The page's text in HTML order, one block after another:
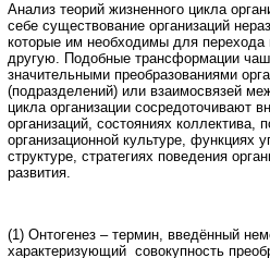
Анализ теорий жизненного цикла
себе существование организаций
которые им необходимы для перехода
другую. Подобные трансформации
значительными преобразованиями
(подразделений) или взаимосвязей
цикла организации сосредоточивают
организаций, состояниях коллектива,
организационной культуре, функциях
структуре, стратегиях поведения
развития.
(1) Онтогенез – термин, введённый
характеризующий совокупность